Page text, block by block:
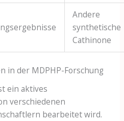
Andere
synthetische
Cathinone
in der MDPHP-Forschung
ein aktives
verschiedenen
bearbeitet wird.